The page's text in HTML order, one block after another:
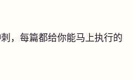
，每篇都给你能马上执行的